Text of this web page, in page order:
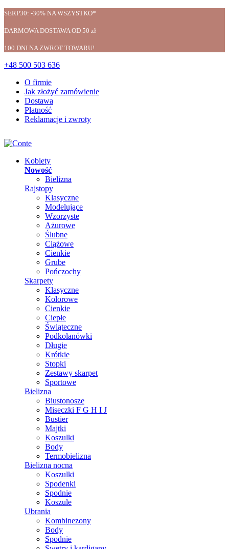
SERP30: -30% NA WSZYSTKO*
DARMOWA DOSTAWA OD 50 zł
100 DNI NA ZWROT TOWARU!
+48 500 503 636
O firmie
Jak złożyć zamówienie
Dostawa
Płatność
Reklamacje i zwroty
Kobiety
Nowość
Bielizna
Rajstopy
Klasyczne
Modelujące
Wzorzyste
Ażurowe
Ślubne
Ciążowe
Cienkie
Grube
Pończochy
Skarpety
Klasyczne
Kolorowe
Cienkie
Ciepłe
Świąteczne
Podkolanówki
Długie
Krótkie
Stopki
Zestawy skarpet
Sportowe
Bielizna
Biustonosze
Miseczki F G H I J
Bustier
Majtki
Koszulki
Body
Termobielizna
Bielizna nocna
Koszulki
Spodenki
Spodnie
Koszule
Ubrania
Kombinezony
Body
Spodnie